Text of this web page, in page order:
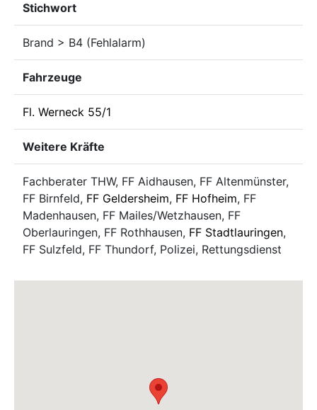
Stichwort
Brand > B4 (Fehlalarm)
Fahrzeuge
Fl. Werneck 55/1
Weitere Kräfte
Fachberater THW, FF Aidhausen, FF Altenmünster,
FF Birnfeld, FF Geldersheim, FF Hofheim, FF
Madenhausen, FF Mailes/Wetzhausen, FF
Oberlauringen, FF Rothhausen, FF Stadtlauringen,
FF Sulzfeld, FF Thundorf, Polizei, Rettungsdienst